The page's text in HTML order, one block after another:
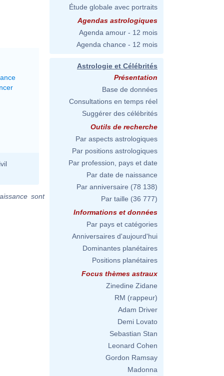
sont
Étude globale avec portraits
Agendas astrologiques
Agenda amour - 12 mois
Agenda chance - 12 mois
Astrologie et Célébrités
Présentation
Base de données
Consultations en temps réel
Suggérer des célébrités
Outils de recherche
Par aspects astrologiques
Par positions astrologiques
Par profession, pays et date
Par date de naissance
Par anniversaire (78 138)
Par taille (36 777)
Informations et données
Par pays et catégories
Anniversaires d'aujourd'hui
Dominantes planétaires
Positions planétaires
Focus thèmes astraux
Zinedine Zidane
RM (rappeur)
Adam Driver
Demi Lovato
Sebastian Stan
Leonard Cohen
Gordon Ramsay
Madonna